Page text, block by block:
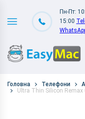
Пн-Пт:
15:00
Головна Телефони
Ultra Thin Silicon